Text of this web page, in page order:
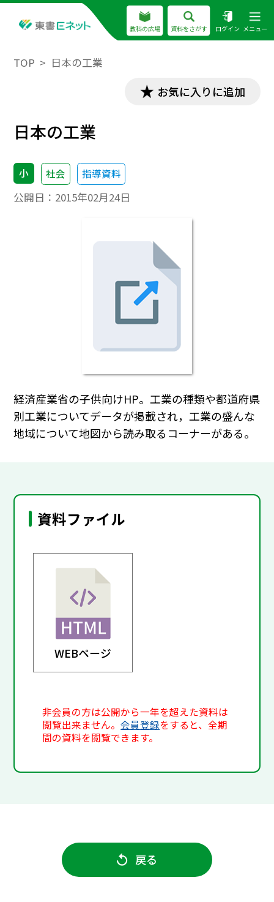
教科の広場 資料をさがす ログイン メニュー
TOP 日本の工業
お気に入りに追加
日本の工業
小 社会 指導資料
公開日： 2015年02月24日
経済産業省の子供向けHP。工業の種類や都道府県
別工業についてデータが掲載され，工業の盛んな
地域について地図から読み取るコーナーがある。
資料ファイル
WEBページ
非会員の方は公開から一年を超えた資料は
閲覧出来ません。会員登録をすると、全期
間の資料を閲覧できます。
戻る